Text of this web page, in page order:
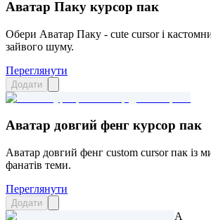
Аватар Паку курсор пак
Обери Аватар Паку - cute cursor і
зайвого шуму.
Переглянути
Додати
Аватар довгий фенг курсор пак
Аватар довгий фенг custom cursor пак із
фанатів теми.
Переглянути
Додати
A